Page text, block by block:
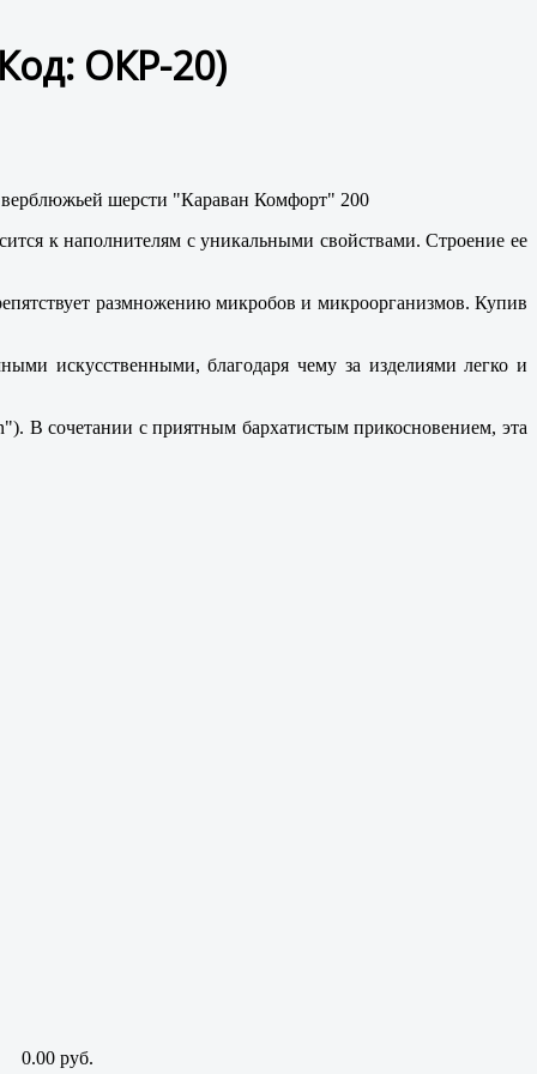
ОКР-20)
к наполнителям с уникальными свойствами. Строение ее
размножению микробов и микроорганизмов. Купив
искусственными, благодаря чему за изделиями легко и
В сочетании с приятным бархатистым прикосновением, эта
0.00 руб.